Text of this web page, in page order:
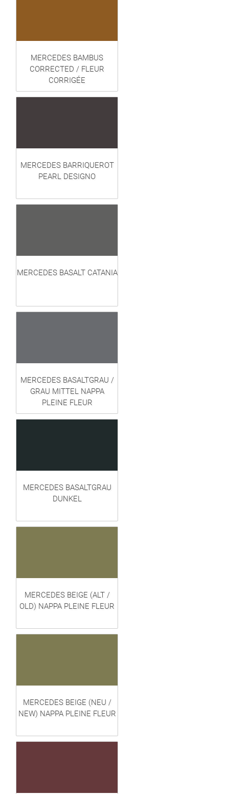
MERCEDES BAMBUS
CORRECTED / FLEUR
CORRIGÉE
MERCEDES BARRIQUEROT
PEARL DESIGNO
MERCEDES BASALT CATANIA
MERCEDES BASALTGRAU /
GRAU MITTEL NAPPA
PLEINE FLEUR
MERCEDES BASALTGRAU
DUNKEL
MERCEDES BEIGE (ALT /
OLD) NAPPA PLEINE FLEUR
MERCEDES BEIGE (NEU /
NEW) NAPPA PLEINE FLEUR